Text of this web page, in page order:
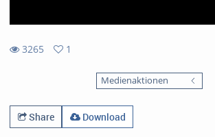
3265
1
Medienaktionen
Share Download